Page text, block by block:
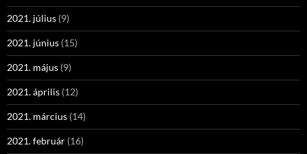
2021. július (9)
2021. június (15)
2021. május (9)
2021. április (12)
2021. március (14)
2021. február (16)